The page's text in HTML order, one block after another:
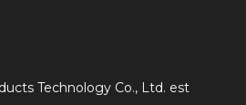
Technology Co., Ltd. est